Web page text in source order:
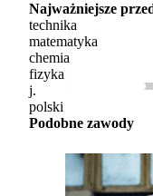
Najważniejsze
technika
matematyka
chemia
fizyka
j.
polski
Podobne zawody